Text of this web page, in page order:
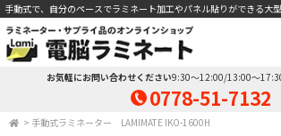
手動式で、自分のペースでラミネート加工やパネル貼りができる大型
お気軽にお問い合わせください9:30～12:00/13:00～
0778-51-7132
> 手動式ラミネーター LAMIMATE IKO-1600H